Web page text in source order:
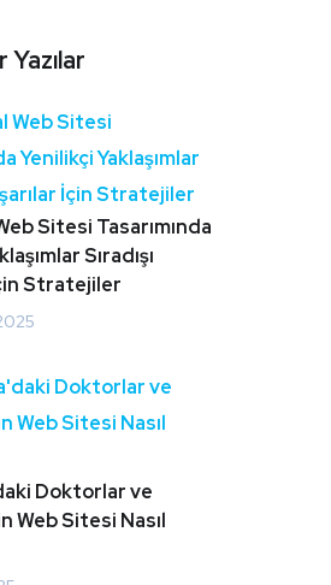
Yazılar
Sitesi Tasarımında
Sıradışı
Stratejiler
Doktorlar ve
Web Sitesi Nasıl